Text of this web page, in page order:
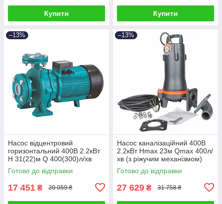
Купити Купити
–13%
Насос відцентровий
горизонтальний 400В 2.2кВт
H 31(22)м Q 400(300)л/хв
LEO 3.0 XST32-160/22
(7715543)
Готово до відправки
17 451 ₴ 20 059 ₴
–13%
Насос каналізаційний 400В
2.2кВт Hmax 23м Qmax 400л/
хв (з ріжучим механізмом)
LEO 3.0 50SWP12-19-
2.2L/QG (7739633)
Готово до відправки
27 629 ₴ 31 758 ₴